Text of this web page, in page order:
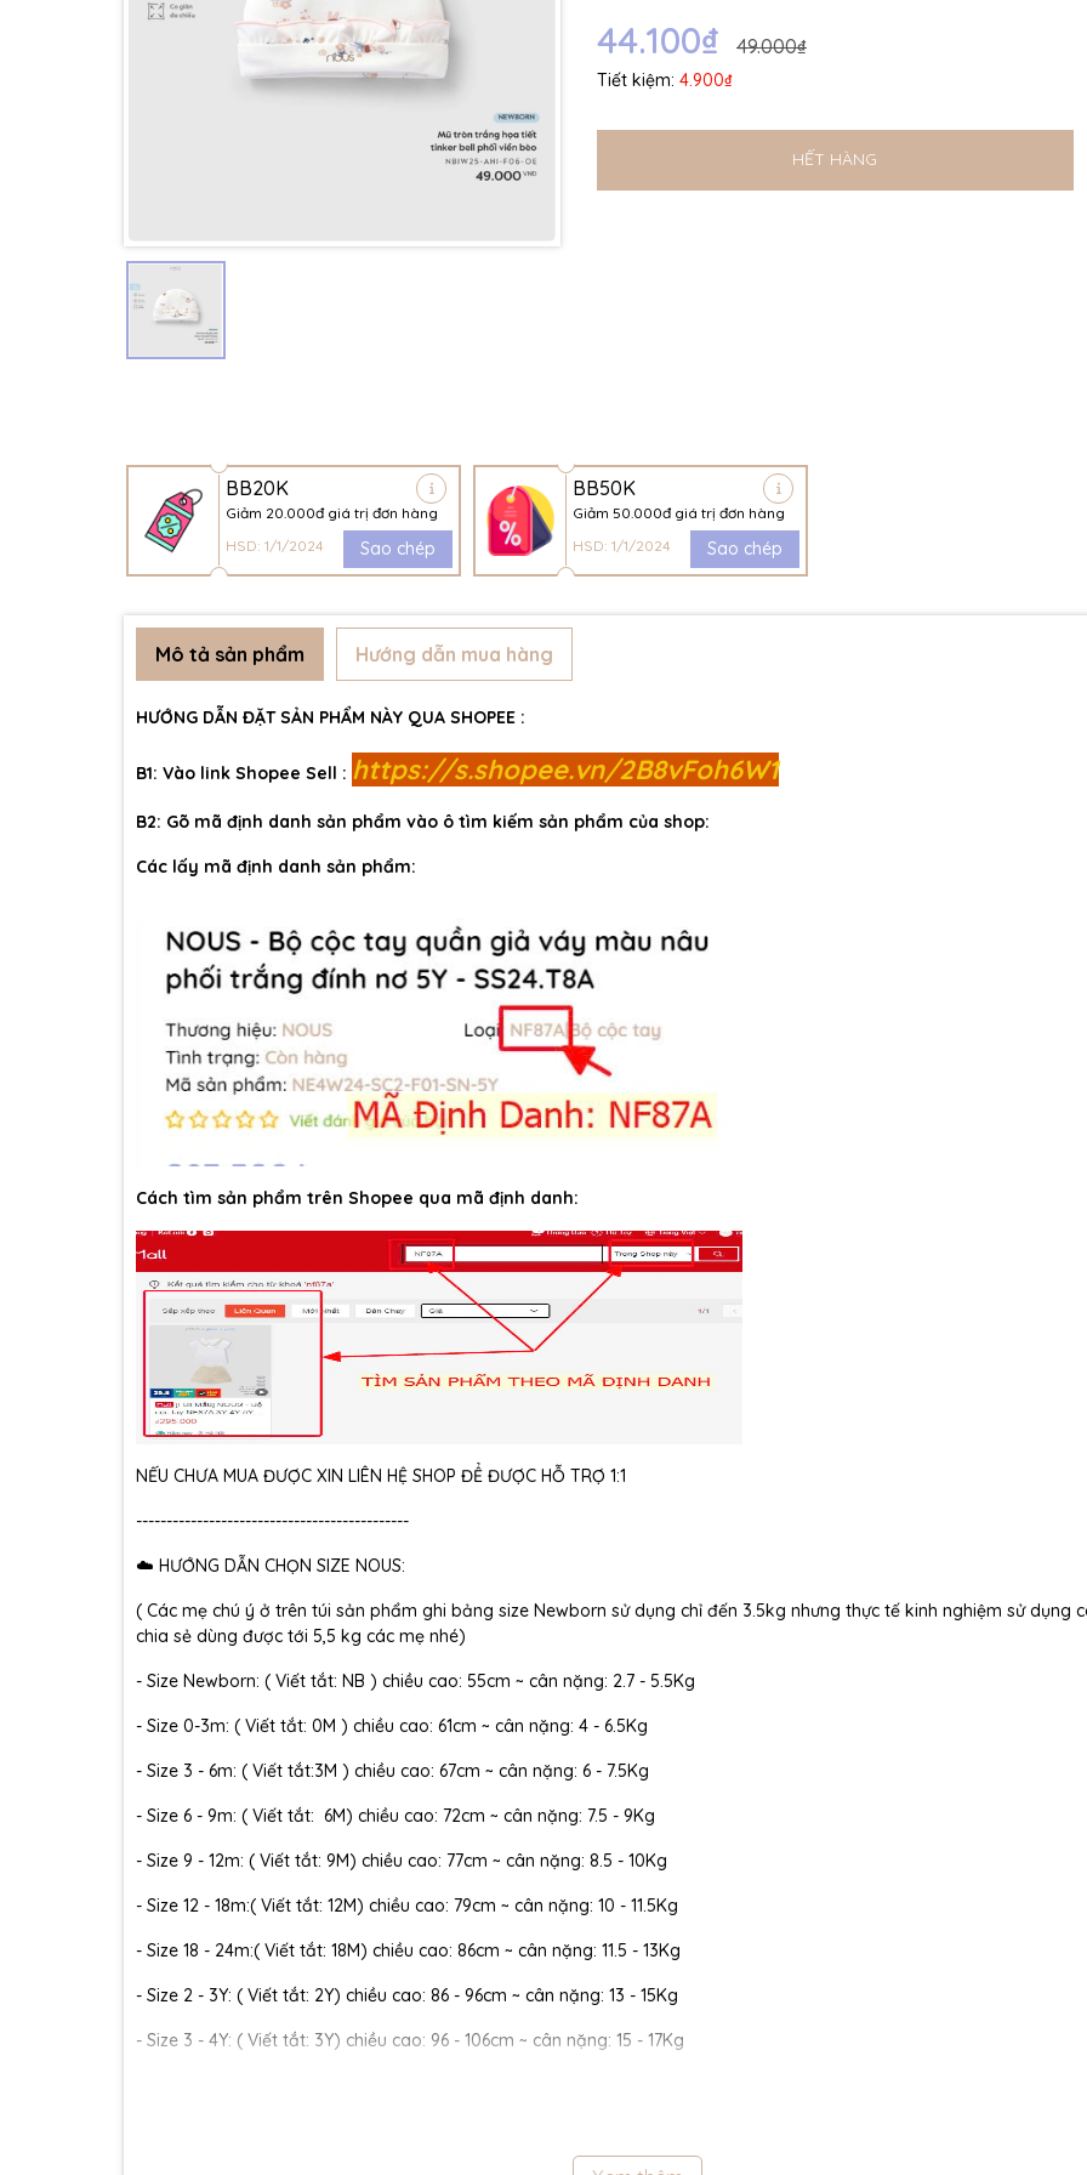
44.100₫ 49.000₫
Tiết kiệm: 4.900₫
HẾT HÀNG
BB20K
Giảm 20.000đ giá trị đơn hàng
HSD: 1/1/2024
Sao chép
BB50K
Giảm 50.000đ giá trị đơn hàng
HSD: 1/1/2024
Sao chép
Điều kiện:
Mô tả sản phẩm Hướng dẫn mua hàng
HƯỚNG DẪN ĐẶT SẢN PHẨM NÀY QUA SHOPEE :
B1: Vào link Shopee Sell : https://s.shopee.vn/2B8vFoh6W1
B2: Gõ mã định danh sản phẩm vào ô tìm kiếm sản phẩm của shop:
Các lấy mã định danh sản phẩm:
Cách tìm sản phẩm trên Shopee qua mã định danh:
NẾU CHƯA MUA ĐƯỢC XIN LIÊN HỆ SHOP ĐỂ ĐƯỢC HỖ TRỢ 1:1
---------------------------------------------
☁️ HƯỚNG DẪN CHỌN SIZE NOUS:
( Các mẹ chú ý ở trên túi sản phẩm ghi bảng size Newborn sử dụng chỉ đến 3.5kg nhưng thực tế kinh nghiệm sử dụng
chia sẻ dùng được tới 5,5 kg các mẹ nhé)
- Size Newborn: ( Viết tắt: NB ) chiều cao: 55cm ~ cân nặng: 2.7 - 5.5Kg
- Size 0-3m: ( Viết tắt: 0M ) chiều cao: 61cm ~ cân nặng: 4 - 6.5Kg
- Size 3 - 6m: ( Viết tắt:3M ) chiều cao: 67cm ~ cân nặng: 6 - 7.5Kg
- Size 6 - 9m: ( Viết tắt: 6M) chiều cao: 72cm ~ cân nặng: 7.5 - 9Kg
- Size 9 - 12m: ( Viết tắt: 9M) chiều cao: 77cm ~ cân nặng: 8.5 - 10Kg
- Size 12 - 18m:( Viết tắt: 12M) chiều cao: 79cm ~ cân nặng: 10 - 11.5Kg
- Size 18 - 24m:( Viết tắt: 18M) chiều cao: 86cm ~ cân nặng: 11.5 - 13Kg
- Size 2 - 3Y: ( Viết tắt: 2Y) chiều cao: 86 - 96cm ~ cân nặng: 13 - 15Kg
- Size 3 - 4Y: ( Viết tắt: 3Y) chiều cao: 96 - 106cm ~ cân nặng: 15 - 17Kg